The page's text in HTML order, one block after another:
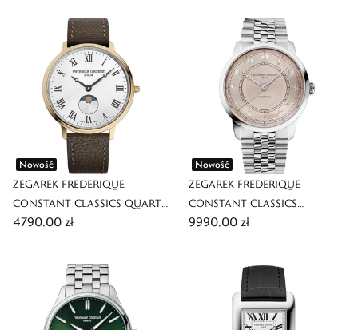
Nowość
ZEGAREK FREDERIQUE
CONSTANT CLASSICS QUARTZ
MOONPHASE
4790,00 zł
Nowość
ZEGAREK FREDERIQUE
CONSTANT CLASSICS
PREMIERE
9990,00 zł